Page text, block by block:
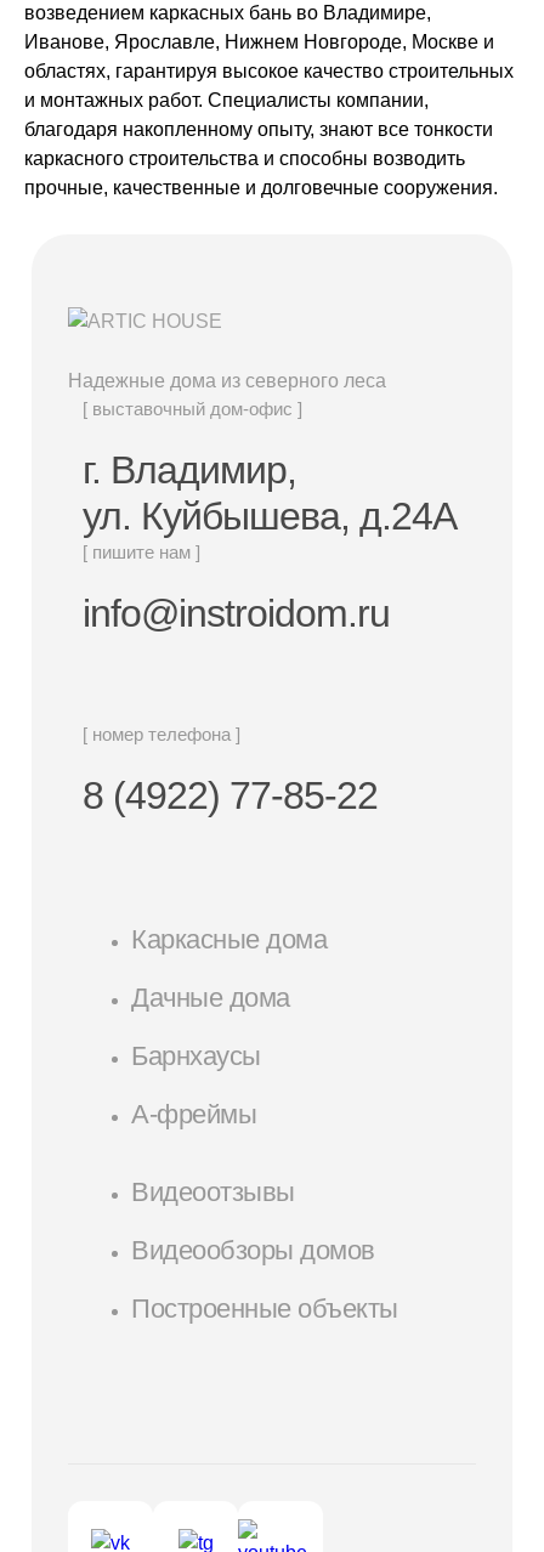
возведением каркасных бань во Владимире,
Иванове, Ярославле, Нижнем Новгороде, Москве и
областях, гарантируя высокое качество строительных
и монтажных работ. Специалисты компании,
благодаря накопленному опыту, знают все тонкости
каркасного строительства и способны возводить
прочные, качественные и долговечные сооружения.
Надежные дома из северного леса
[ выставочный дом-офис ]
г. Владимир,
ул. Куйбышева, д.24А
[ пишите нам ]
info@instroidom.ru
[ номер телефона ]
8 (4922) 77-85-22
Каркасные дома
Дачные дома
Барнхаусы
А-фреймы
Видеоотзывы
Видеообзоры домов
Построенные объекты